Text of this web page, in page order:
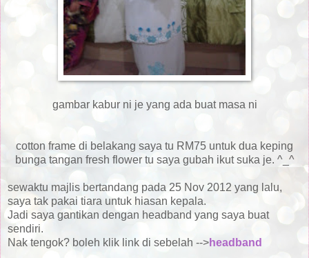
gambar kabur ni je yang ada buat masa ni
cotton frame di belakang saya tu RM75 untuk dua keping
bunga tangan fresh flower tu saya gubah ikut suka je. ^_^
sewaktu majlis bertandang pada 25 Nov 2012 yang lalu,
saya tak pakai tiara untuk hiasan kepala.
Jadi saya gantikan dengan headband yang saya buat
sendiri.
Nak tengok? boleh klik link di sebelah -->headband